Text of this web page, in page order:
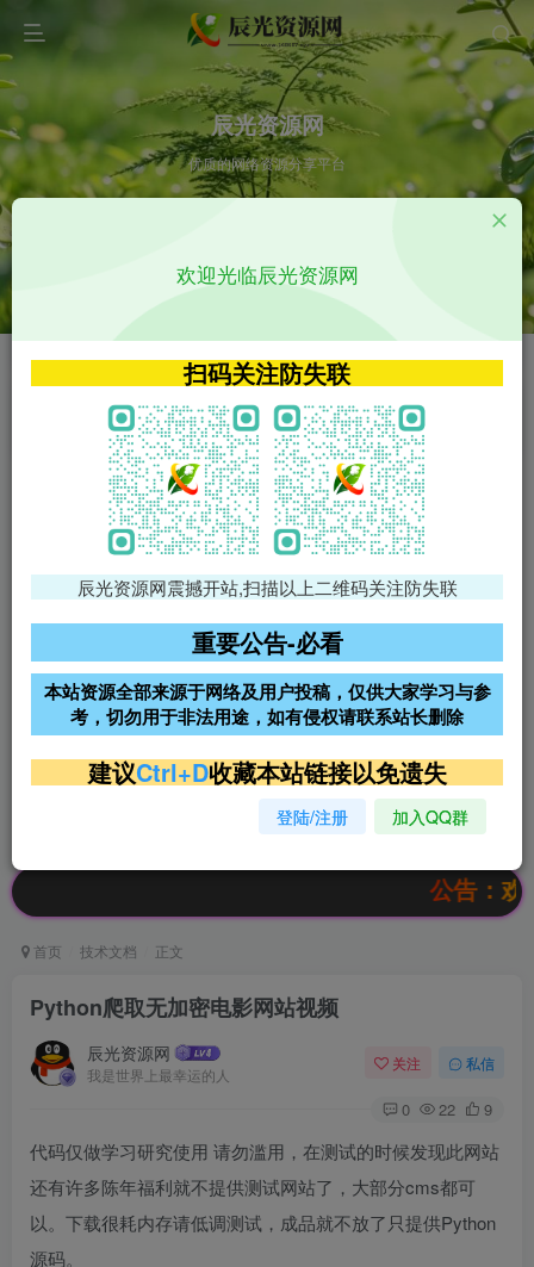
辰光资源网
优质的网络资源分享平台
VIP特权介绍 APP源码
VIP特权介绍
火
VIP特权介绍
影视源码
影视源码
免费领支付宝红包
腾讯轻量4核4G3M服务器38元/
阿里云2核2G200M服务器68元/
年
雨云高防免备案服务器
超低价文字广告位招租 超低价文字广告位招租
超低价文字广告位招租
公告：欢迎
首页 技术文档 正文
Python爬取无加密电影网站视频
辰光资源网
我是世界上最幸运的人
关注 私信
0 22 9
代码仅做学习研究使用 请勿滥用，在测试的时候发现此网站
还有许多陈年福利就不提供测试网站了，大部分cms都可
以。下载很耗内存请低调测试，成品就不放了只提供Python
源码。
欢迎光临辰光资源网
扫码关注防失联
辰光资源网震撼开站,扫描以上二维码关注防失联
重要公告-必看
本站资源全部来源于网络及用户投稿，仅供大家学习与参
考，切勿用于非法用途，如有侵权请联系站长删除
建议Ctrl+D收藏本站链接以免遗失
登陆/注册 加入QQ群